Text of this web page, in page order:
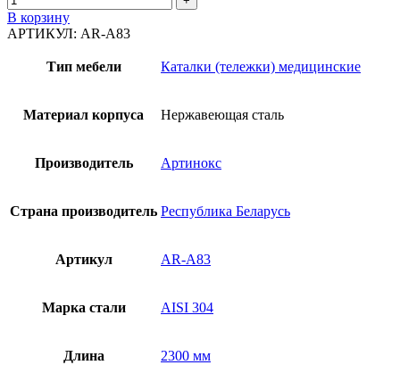
В корзину
АРТИКУЛ: AR-A83
Тип мебели Каталки (тележки) медицинские
Материал корпуса Нержавеющая сталь
Производитель Артинокс
Страна производитель Республика Беларусь
Артикул AR-A83
Марка стали AISI 304
Длина 2300 мм